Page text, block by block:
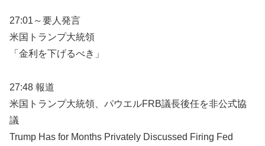
27:01～要人発言
米国トランプ大統領
「金利を下げるべき」
27:48 報道
米国トランプ大統領、パウエルFRB議長後任を非公式協
議
Trump Has for Months Privately Discussed Firing Fed